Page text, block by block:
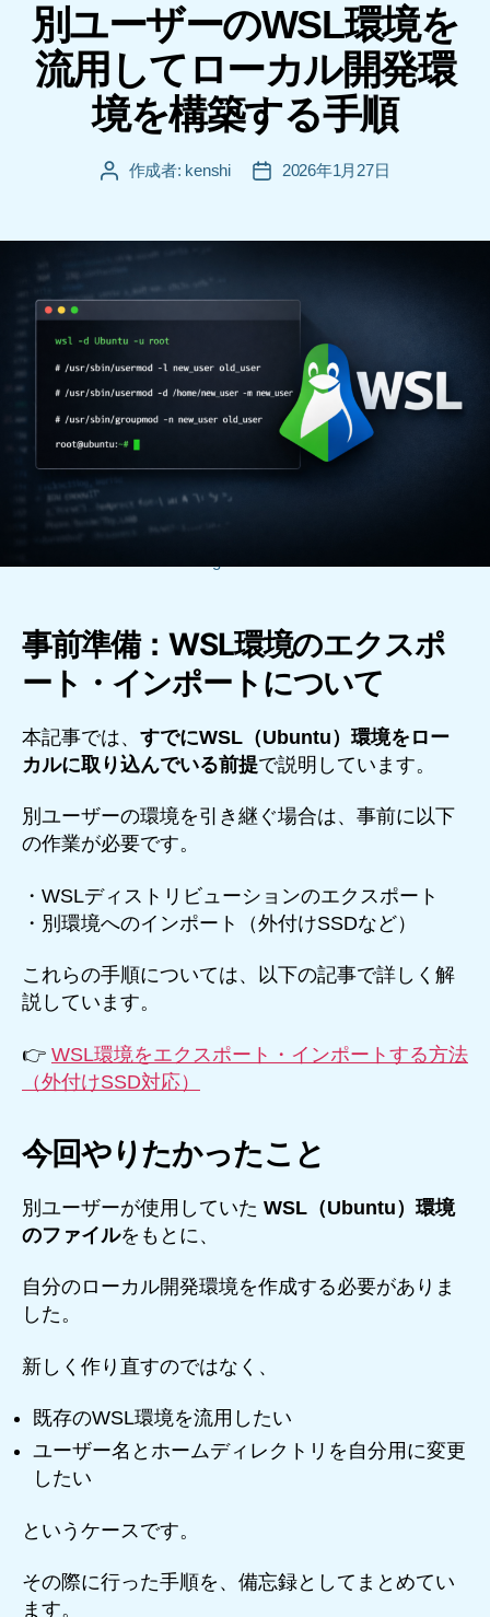
ゴ
リ
ー
別ユーザーのWSL環境を
流用してローカル開発環
境を構築する手順
投 作成者: kenshi
投
2026年1月27日
事前準備：WSL環境のエクスポ
ート・インポートについて
本記事では、 すでにWSL（Ubuntu）環境をロー
カルに取り込んでいる前提で説明しています。
別ユーザーの環境を引き継ぐ場合は、事前に以下
の作業が必要です。
・WSLディストリビューションのエクスポート
・別環境へのインポート（外付けSSDなど）
これらの手順については、以下の記事で詳しく解
説しています。
👉 WSL環境をエクスポート・インポートする方法
（外付けSSD対応）
今回やりたかったこと
別ユーザーが使用していた WSL（Ubuntu）環境
のファイルをもとに、
自分のローカル開発環境を作成する必要がありま
した。
新しく作り直すのではなく、
既存のWSL環境を流用したい
ユーザー名とホームディレクトリを自分用に変更
したい
というケースです。
その際に行った手順を、備忘録としてまとめてい
ます。